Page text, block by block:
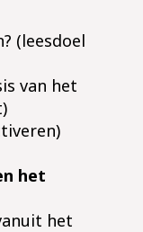
(leesdoel
van het
het
het